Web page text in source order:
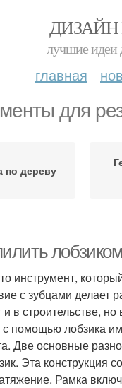
ДИЗАЙН
лучшие идеи
главная
для
по дереву
инструмент,
с зубцами делает
и в строительстве,
помощью лобзика
Две основные
Эта конструкция
Рамка